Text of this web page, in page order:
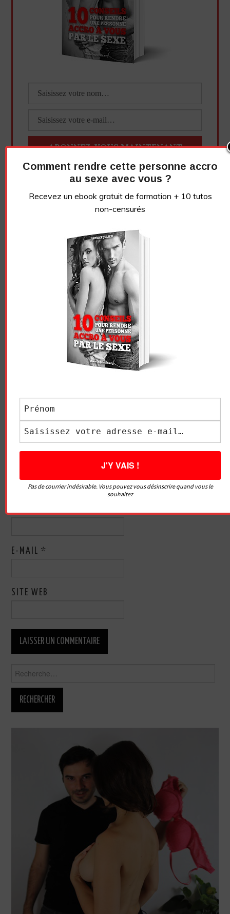
Essayez. Vous pouvez vous désinscrire à tout moment.
LE GRIVOIS
LA MEILLEURE FAÇON
DE PRENDRE UNE FEMME
COMMENT FAIRE L’AMOUR À
UNE FEMME RONDE ?
LAISSER UN COMMENTAIRE
Votre adresse e-mail ne sera pas publiée. Les champs
obligatoires sont indiqués avec
COMMENTAIRE*
E-MAIL*
SITE WEB
Comment rendre cette personne accro
au sexe avec vous ?
Recevez un ebook gratuit de formation + 10 tutos
non-censurés
Pas de courrier indésirable. Vous pouvez vous désinscrire quand vous le
souhaitez